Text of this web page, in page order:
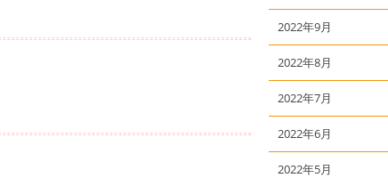
2022年9月
2022年8月
2022年7月
2022年6月
2022年5月